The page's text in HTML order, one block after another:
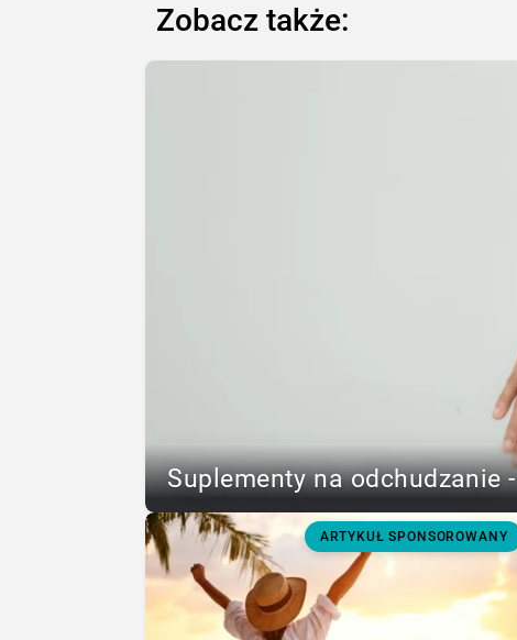
Zobacz także:
Suplementy na odchudzanie
ARTYKUŁ SPONSOROWANY